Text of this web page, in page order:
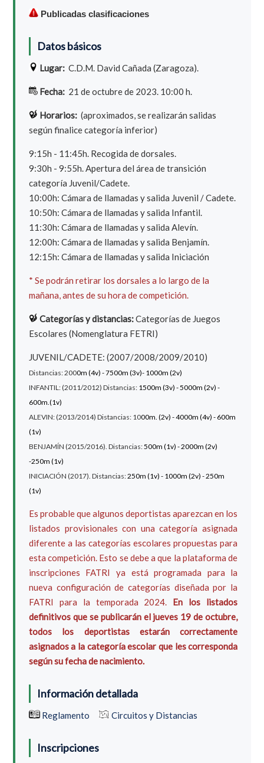
Publicadas clasificaciones
Datos básicos
Lugar:C.D.M. David Cañada (Zaragoza).
Fecha:21 de octubre de 2023. 10:00 h.
Horarios: (aproximados, se realizarán salidas
según finalice categoría inferior)
9:15h - 11:45h. Recogida de dorsales.
9:30h - 9:55h. Apertura del área de transición
categoría Juvenil/Cadete.
10:00h: Cámara de llamadas y salida Juvenil / Cadete.
10:50h: Cámara de llamadas y salida Infantil.
11:30h: Cámara de llamadas y salida Alevín.
12:00h: Cámara de llamadas y salida Benjamín.
12:15h: Cámara de llamadas y salida Iniciación
* Se podrán retirar los dorsales a lo largo de la
mañana, antes de su hora de competición.
Categorías y distancias:Categorías de Juegos
Escolares (Nomenglatura FETRI)
JUVENIL/CADETE: (2007/2008/2009/2010)
Distancias: 2000m (4v) - 7500m (3v)- 1000m (2v)
INFANTIL: (2011/2012) Distancias: 1500m (3v) - 5000m (2v) -
600m.(1v)
ALEVIN: (2013/2014) Distancias: 1000m. (2v) - 4000m (4v) - 600m
(1v)
BENJAMÍN (2015/2016). Distancias:500m (1v) - 2000m (2v)
-250m (1v)
INICIACIÓN (2017). Distancias:250m (1v) - 1000m (2v) - 250m
(1v)
Es probable que algunos deportistas aparezcan en los
listados provisionales con una categoría asignada
diferente a las categorías escolares propuestas para
esta competición. Esto se debe a que la plataforma de
inscripciones FATRI ya está programada para la
nueva configuración de categorías diseñada por la
FATRI para la temporada 2024. En los listados
definitivos que se publicarán el jueves 19 de octubre,
todos los deportistas estarán correctamente
asignados a la categoría escolar que les corresponda
según su fecha de nacimiento.
Información detallada
Reglamento Circuitos y Distancias
Inscripciones